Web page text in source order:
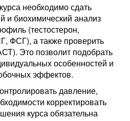
необходимо сдать
и биохимический анализ
(тестостерон,
ФСГ), а также проверить
Это позволит подобрать
особенностей и
эффектов.
давление,
корректировать
курса обязательна